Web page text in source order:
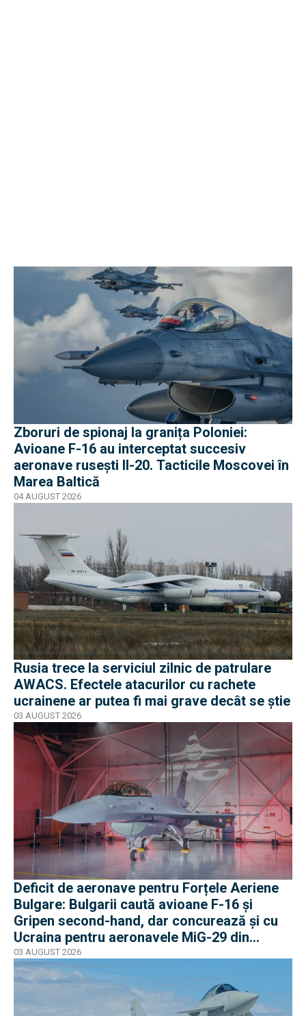
Zboruri de spionaj la granița Poloniei:
Avioane F-16 au interceptat succesiv
aeronave rusești Il-20. Tacticile Moscovei în
Marea Baltică
04 AUGUST 2026
Rusia trece la serviciul zilnic de patrulare
AWACS. Efectele atacurilor cu rachete
ucrainene ar putea fi mai grave decât se știe
03 AUGUST 2026
Deficit de aeronave pentru Forțele Aeriene
Bulgare: Bulgarii caută avioane F-16 și
Gripen second-hand, dar concurează și cu
Ucraina pentru aeronavele MiG-29 din
Polonia
03 AUGUST 2026